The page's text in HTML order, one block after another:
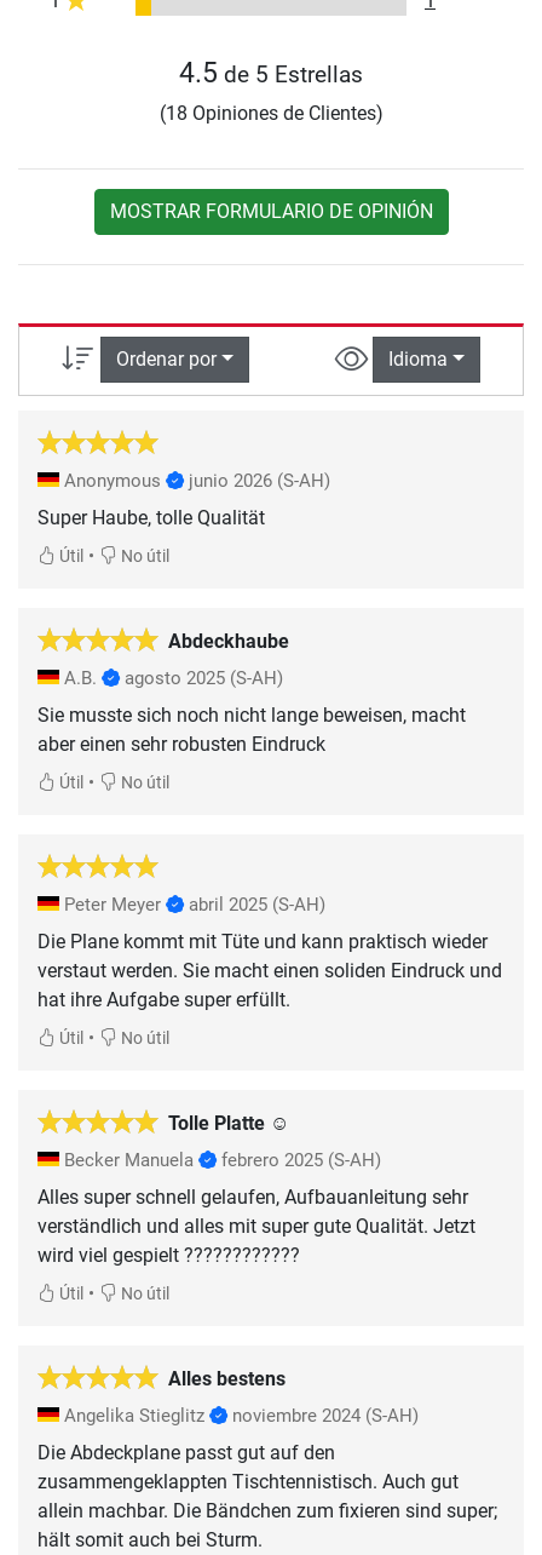
4.5 de 5 Estrellas
(18 Opiniones de Clientes)
MOSTRAR FORMULARIO DE OPINIÓN
Ordenar por Idioma
Anonymous junio 2026 (S-AH)
Super Haube, tolle Qualität
Útil • No útil
Abdeckhaube
A.B. agosto 2025 (S-AH)
Sie musste sich noch nicht lange beweisen, macht
aber einen sehr robusten Eindruck
Útil • No útil
Peter Meyer abril 2025 (S-AH)
Die Plane kommt mit Tüte und kann praktisch wieder
verstaut werden. Sie macht einen soliden Eindruck und
hat ihre Aufgabe super erfüllt.
Útil • No útil
Tolle Platte ☺️
Becker Manuela febrero 2025 (S-AH)
Alles super schnell gelaufen, Aufbauanleitung sehr
verständlich und alles mit super gute Qualität. Jetzt
wird viel gespielt ????????????
Útil • No útil
Alles bestens
Angelika Stieglitz noviembre 2024 (S-AH)
Die Abdeckplane passt gut auf den
zusammengeklappten Tischtennistisch. Auch gut
allein machbar. Die Bändchen zum fixieren sind super;
hält somit auch bei Sturm.